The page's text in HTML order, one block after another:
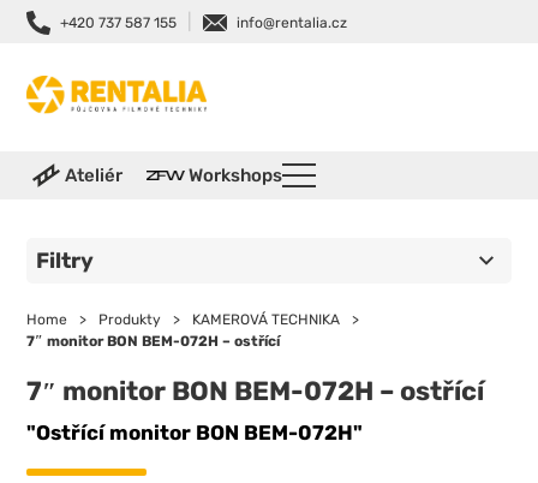
+420 737 587 155 info@rentalia.cz
Ateliér Workshops
Filtry
Home > Produkty > KAMEROVÁ TECHNIKA
>
7″ monitor BON BEM-072H – ostřící
7″ monitor BON BEM-072H – ostřící
"Ostřící monitor BON BEM-072H"